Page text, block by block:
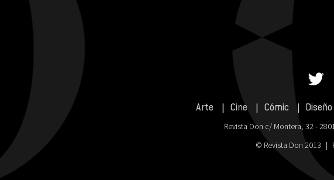
Arte Cine Cómic Diseño
Revista Don c/ Montera, 32 -
© Revista Don 2013 |